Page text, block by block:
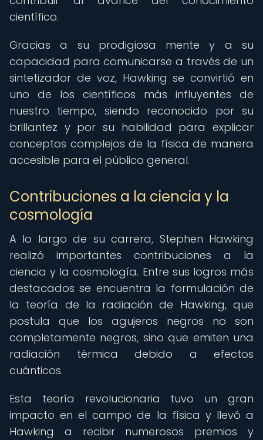
científico.
Gracias a su prodigiosa mente y a su
capacidad para comunicarse a través de un
sintetizador de voz, Hawking se convirtió en
uno de los científicos más influyentes de
nuestro tiempo, siendo reconocido por su
brillantez y por su habilidad para explicar
conceptos complejos de la física de manera
accesible para el público general.
Contribuciones a la ciencia y la
cosmología
A lo largo de su carrera, Stephen Hawking
realizó importantes contribuciones a la
ciencia y la cosmología. Entre sus logros más
destacados se encuentra la formulación de
la teoría de la radiación de Hawking, que
postula que los agujeros negros no son
completamente negros, sino que emiten una
radiación térmica debido a efectos
cuánticos.
Esta teoría revolucionaria tuvo un gran
impacto en el campo de la física y llevó a
Hawking a recibir numerosos premios y